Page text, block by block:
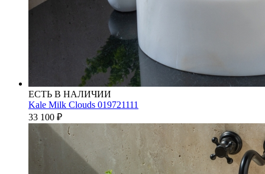
ЕСТЬ В НАЛИЧИИ
Kale Milk Clouds 019721111
33 100 ₽